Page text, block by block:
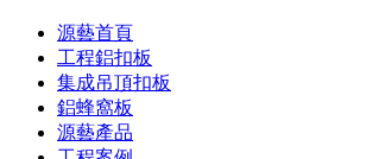
源藝首頁
工程鋁扣板
集成吊頂扣板
鋁蜂窩板
源藝產品